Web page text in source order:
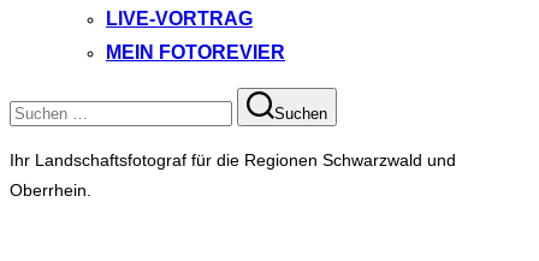
LIVE-VORTRAG
MEIN FOTOREVIER
Suchen
nach:
Suchen
Ihr Landschaftsfotograf für die Regionen Schwarzwald und
Oberrhein.